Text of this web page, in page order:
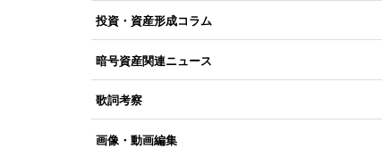
投資・資産形成コラム
暗号資産関連ニュース
歌詞考察
画像・動画編集